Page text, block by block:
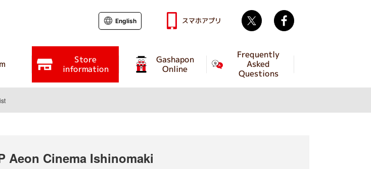
Store
information
Gashapon
Online
Frequently
Asked
Questions
English スマホアプリ Twitter
Aeon Cinema Ishinomaki